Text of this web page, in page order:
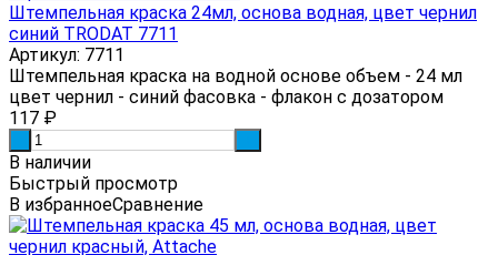
Штемпельная краска 24мл, основа водная, цвет чернил
синий TRODAT 7711
Артикул: 7711
Штемпельная краска на водной основе объем - 24 мл
цвет чернил - синий фасовка - флакон с дозатором
117 ₽
В наличии
Быстрый просмотр
В избранноеСравнение